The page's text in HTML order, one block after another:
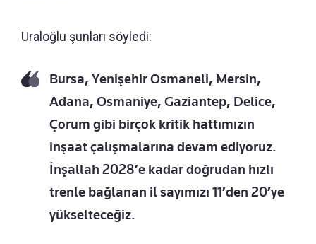
Uraloğlu şunları söyledi:
Bursa, Yenişehir Osmaneli, Mersin,
Adana, Osmaniye, Gaziantep, Delice,
Çorum gibi birçok kritik hattımızın
inşaat çalışmalarına devam ediyoruz.
İnşallah 2028’e kadar doğrudan hızlı
trenle bağlanan il sayımızı 11’den 20’ye
yükselteceğiz.